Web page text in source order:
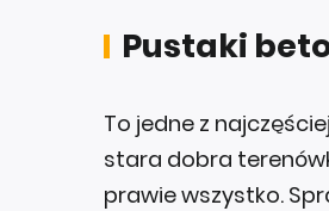
Pustaki
To jedne z
stara dobra
prawie wszystko.